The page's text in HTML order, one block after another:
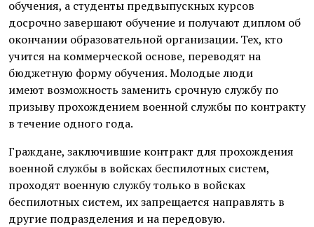
обучения, а студенты предвыпускных курсов
досрочно завершают обучение и получают диплом об
окончании образовательной организации. Тех, кто
учится на коммерческой основе, переводят на
бюджетную форму обучения. Молодые люди
имеют возможность заменить срочную службу по
призыву прохождением военной службы по контракту
в течение одного года.
Граждане, заключившие контракт для прохождения
военной службы в войсках беспилотных систем,
проходят военную службу только в войсках
беспилотных систем, их запрещается направлять в
другие подразделения и на передовую.